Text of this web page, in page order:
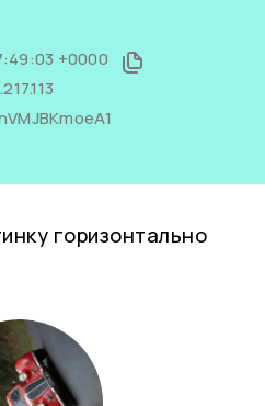
+0000
горизонтально